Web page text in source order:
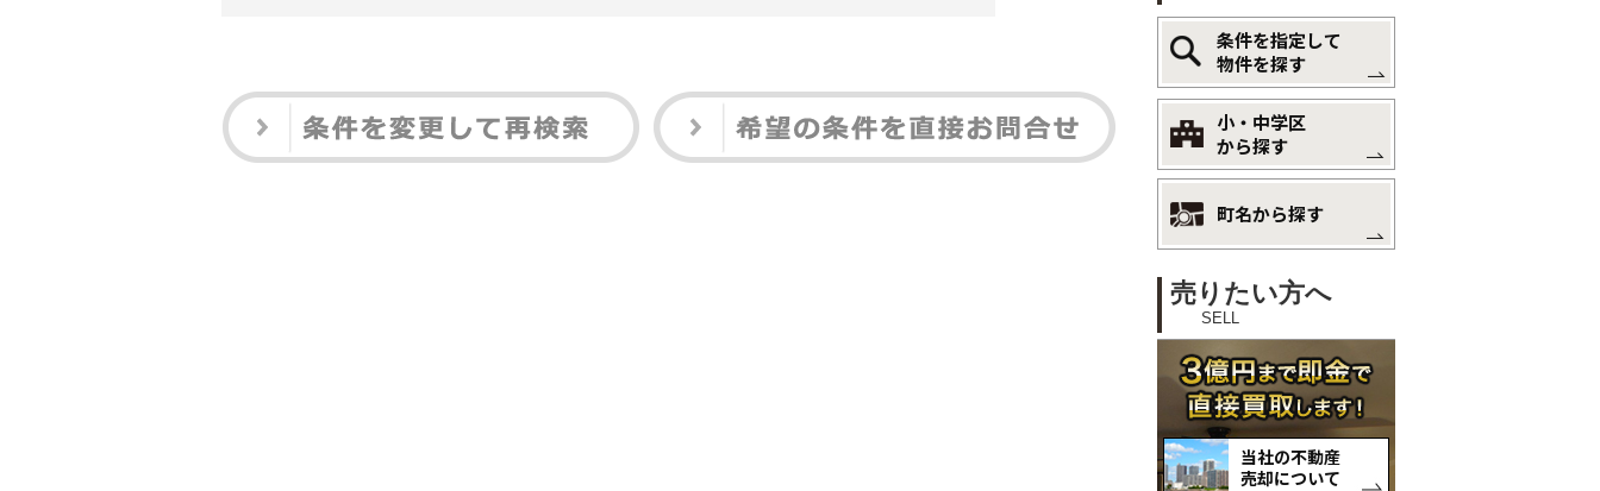
条件を指定して
物件を探す
小・中学区
から探す
町名から探す
売りたい方へ
SELL
当社の不動産
売却について